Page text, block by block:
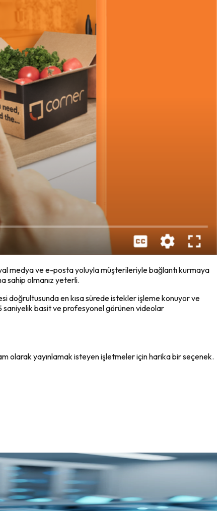
medya ve e-posta yoluyla müşterileriyle bağlantı kurmaya
sahip olmanız yeterli.
doğrultusunda en kısa sürede istekler işleme konuyor ve
saniyelik basit ve profesyonel görünen videolar
olarak yayınlamak isteyen işletmeler için harika bir seçenek.